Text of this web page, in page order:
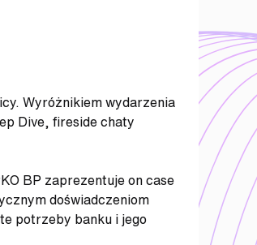
Wyróżnikiem wydarzenia
Dive, fireside chaty
BP zaprezentuje on case
doświadczeniom
potrzeby banku i jego